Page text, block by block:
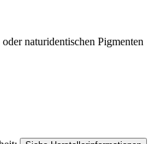
naturidentischen Pigmenten